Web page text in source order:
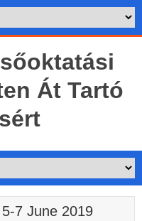
Át Tartó
7 June 2019